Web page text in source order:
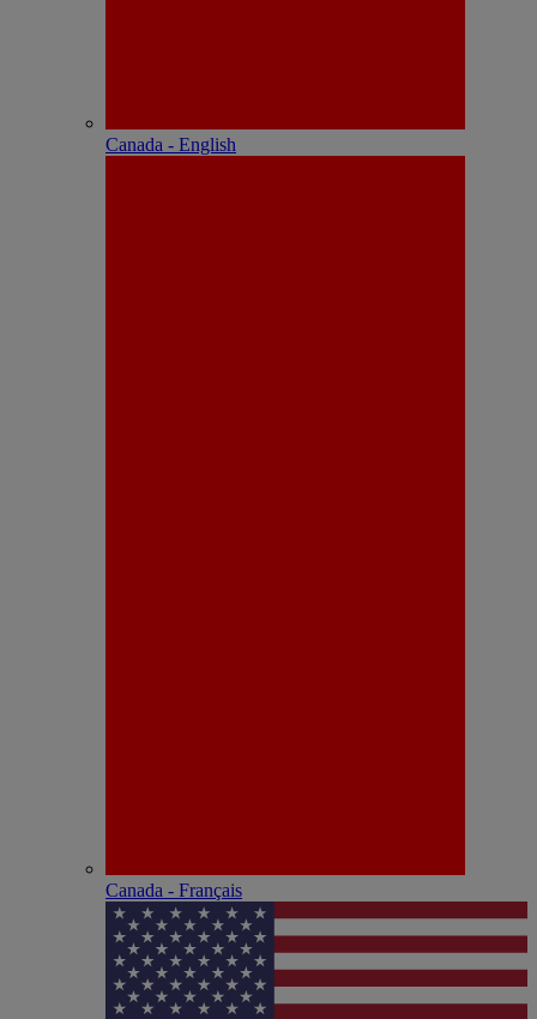
Canada - English
Canada - Français